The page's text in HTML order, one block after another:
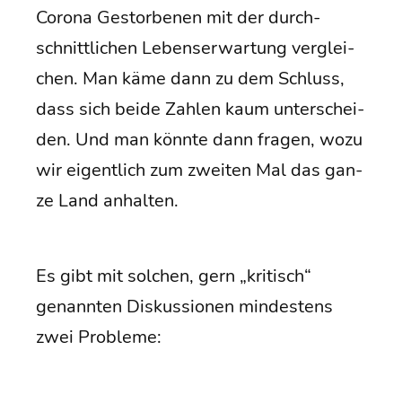
Coro­na Gestor­be­nen mit der durch­
schnitt­li­chen Lebens­er­war­tung ver­glei­
chen. Man käme dann zu dem Schluss,
dass sich bei­de Zah­len kaum unter­schei­
den. Und man könn­te dann fra­gen, wozu
wir eigent­lich zum zwei­ten Mal das gan­
ze Land anhalten.
Es gibt mit sol­chen, gern „kri­tisch“
genann­ten Dis­kus­sio­nen min­des­tens
zwei Probleme: